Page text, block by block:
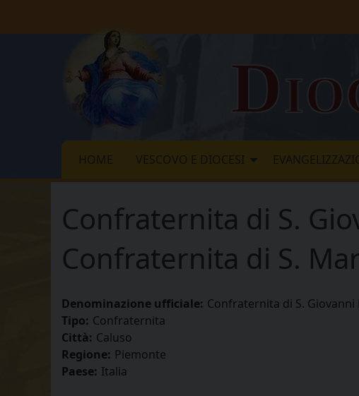
HOME VESCOVO E DIOCESI
Confraternita di S.
Confraternita di S.
Denominazione ufficiale: Confraternita di S.
Tipo: Confraternita
Città: Caluso
Regione: Piemonte
Paese: Italia